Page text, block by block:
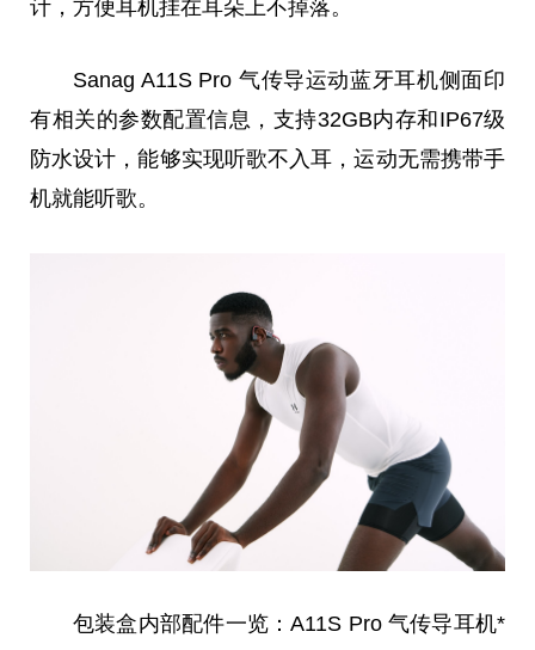
计，方便耳机挂在耳朵上不掉落。
Sanag A11S Pro 气传导运动蓝牙耳机侧面印
有相关的参数配置信息，支持32GB内存和IP67级
防水设计，能够实现听歌不入耳，运动无需携带手
机就能听歌。
包装盒内部配件一览：A11S Pro 气传导耳机*